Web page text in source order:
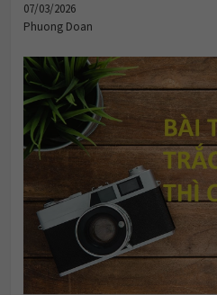
07/03/2026
Phuong Doan